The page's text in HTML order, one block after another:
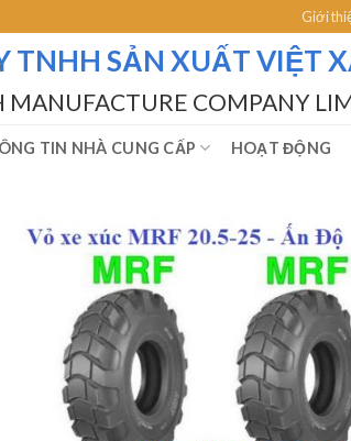
Giới
TNHH SẢN XUẤT VIỆT
MANUFACTURE COMPANY
TIN NHÀ CUNG CẤP HOẠT ĐỘNG